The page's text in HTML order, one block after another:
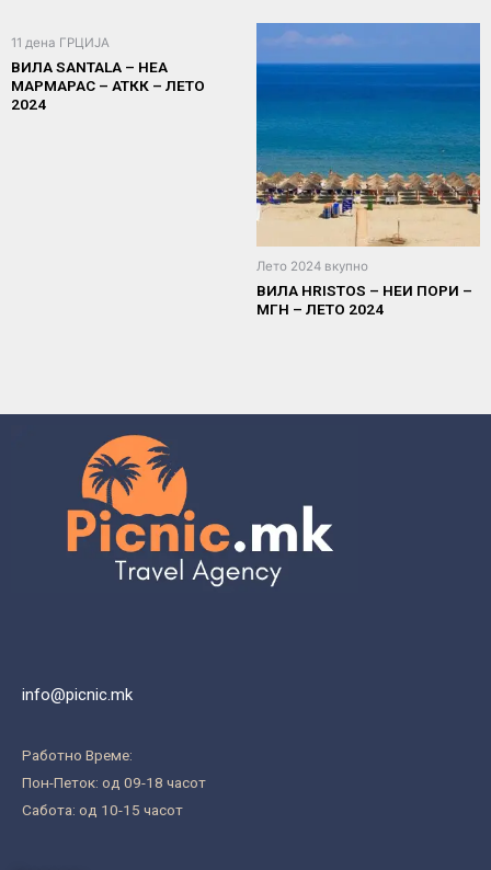
11 дена ГРЦИЈА
ВИЛА SANTALA – НЕА
МАРМАРАС – АТКК – ЛЕТО
2024
Лето 2024 вкупно
ВИЛА HRISTOS – НЕИ ПОРИ –
МГН – ЛЕТО 2024
info@picnic.mk
Работно Време:
Пон-Петок: од 09-18 часот
Сабота: од 10-15 часот